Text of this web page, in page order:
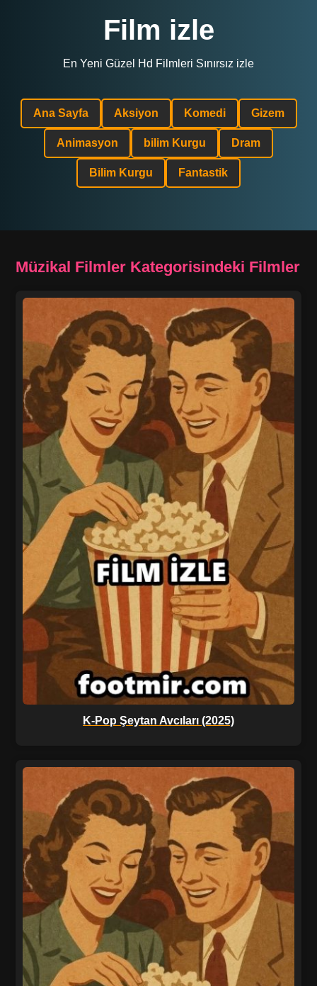
Film izle
En Yeni Güzel Hd Filmleri Sınırsız izle
Ana Sayfa Aksiyon Komedi Gizem
Animasyon bilim Kurgu Dram
Bilim Kurgu Fantastik
Müzikal Filmler Kategorisindeki Filmler
K-Pop Şeytan Avcıları (2025)